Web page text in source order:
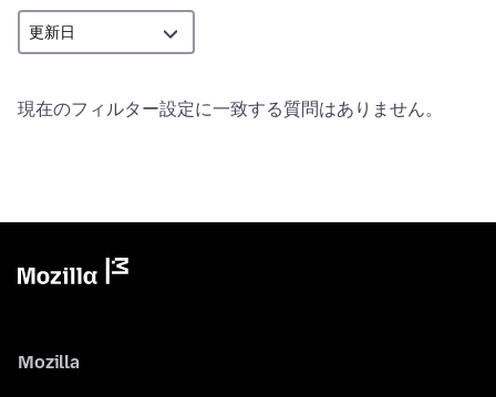
現在のフィルター設定に一致する質問はありません。
Mozilla